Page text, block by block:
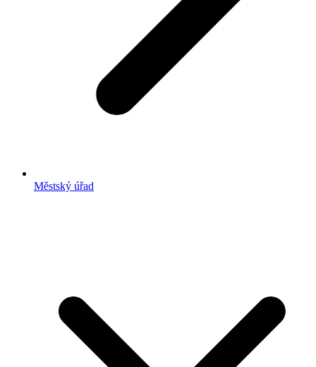
Městský úřad